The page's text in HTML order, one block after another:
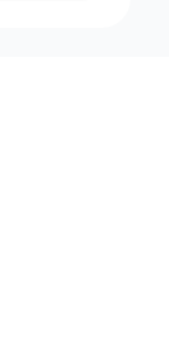
以一起
帶走一
入諮詢
楚的
定、多
個選擇
楚的下
的取
否該走
響力卡